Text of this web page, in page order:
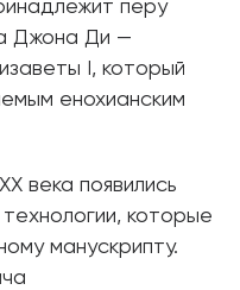
перу
Джона Ди —
I, который
енохианским
века появились
которые
манускрипту.